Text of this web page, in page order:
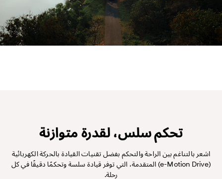
تحكم سلس، لقدرة متوازنة
اشعر بالتناغم بين الراحة والتحكم بفضل تقنيات القيادة بالحركة الكهربائية
(e-Motion Drive) المتقدمة، التي توفر قيادة سلسة وتحكمًا دقيقًا في كل
رحلة.